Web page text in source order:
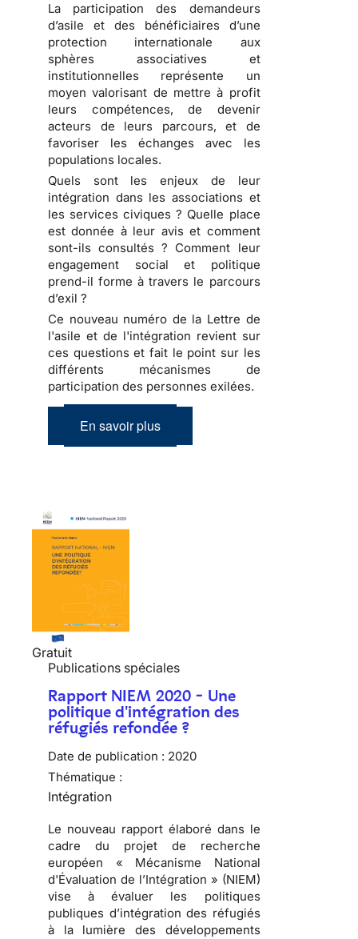
La participation des demandeurs
d’asile et des bénéficiaires d’une
protection internationale aux
sphères associatives et
institutionnelles représente un
moyen valorisant de mettre à profit
leurs compétences, de devenir
acteurs de leurs parcours, et de
favoriser les échanges avec les
populations locales.
Quels sont les enjeux de leur
intégration dans les associations et
les services civiques ? Quelle place
est donnée à leur avis et comment
sont-ils consultés ? Comment leur
engagement social et politique
prend-il forme à travers le parcours
d’exil ?
Ce nouveau numéro de la Lettre de
l'asile et de l'intégration revient sur
ces questions et fait le point sur les
différents mécanismes de
participation des personnes exilées.
En savoir plus
Gratuit
Publications spéciales
Rapport NIEM 2020 - Une
politique d'intégration des
réfugiés refondée ?
Date de publication : 2020
Thématique :
Intégration
Le nouveau rapport élaboré dans le
cadre du projet de recherche
européen « Mécanisme National
d'Évaluation de l’Intégration » (NIEM)
vise à évaluer les politiques
publiques d’intégration des réfugiés
à la lumière des développements